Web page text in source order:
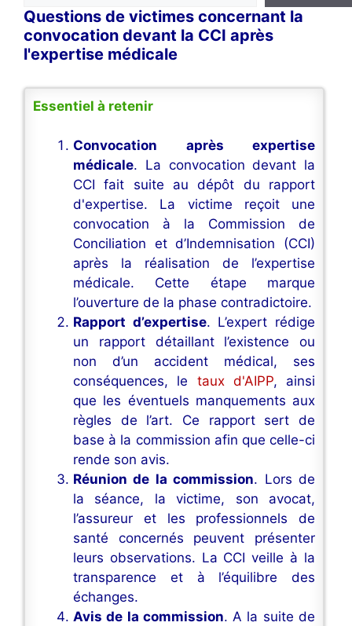
Questions de victimes concernant la
convocation devant la CCI après
l'expertise médicale
Essentiel à retenir
Convocation après expertise
médicale. La convocation devant la
CCI fait suite au dépôt du rapport
d'expertise. La victime reçoit une
convocation à la Commission de
Conciliation et d’Indemnisation (CCI)
après la réalisation de l’expertise
médicale. Cette étape marque
l’ouverture de la phase contradictoire.
Rapport d’expertise. L’expert rédige
un rapport détaillant l’existence ou
non d’un accident médical, ses
conséquences, le taux d'AIPP, ainsi
que les éventuels manquements aux
règles de l’art. Ce rapport sert de
base à la commission afin que celle-ci
rende son avis.
Réunion de la commission. Lors de
la séance, la victime, son avocat,
l’assureur et les professionnels de
santé concernés peuvent présenter
leurs observations. La CCI veille à la
transparence et à l’équilibre des
échanges.
Avis de la commission. A la suite de